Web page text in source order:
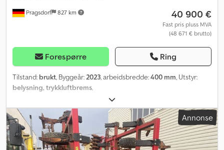
Pragsdorf 827 km 40 900 €
Fast pris pluss MVA
(48 671 € brutto)
Forespørre Ring
Tilstand: brukt, Byggeår:2023, arbeidsbredde:400 mm, Utstyr:
belysning, trykkluftbrems,
Annonse